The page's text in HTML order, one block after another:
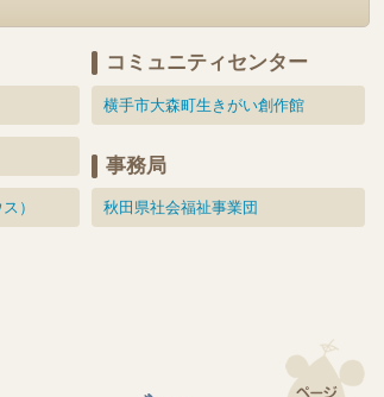
日
日
日
日
日
）
コミュニティセンター
横手市大森町生きがい創作館
事務局
秋田県社会福祉事業団